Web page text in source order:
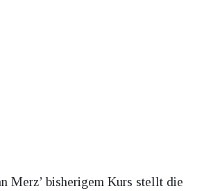
Merz’ bisherigem Kurs stellt die